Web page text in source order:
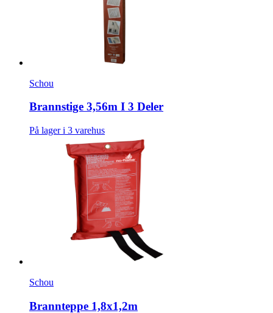
Schou
Brannstige 3,56m I 3 Deler
På lager i 3 varehus
Schou
Brannteppe 1,8x1,2m